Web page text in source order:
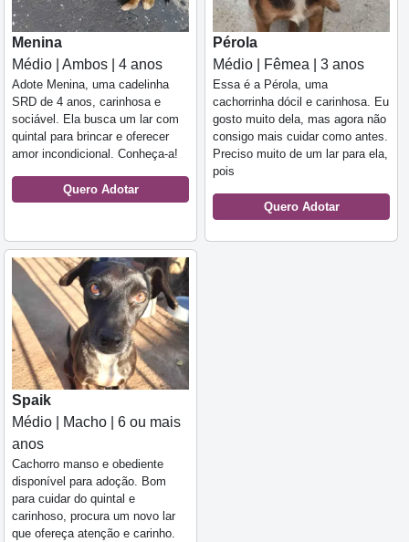
Menina
Médio | Ambos | 4 anos
Adote Menina, uma cadelinha
SRD de 4 anos, carinhosa e
sociável. Ela busca um lar com
quintal para brincar e oferecer
amor incondicional. Conheça-a!
Quero Adotar
Pérola
Médio | Fêmea | 3 anos
Essa é a Pérola, uma
cachorrinha dócil e carinhosa. Eu
gosto muito dela, mas agora não
consigo mais cuidar como antes.
Preciso muito de um lar para ela,
pois
Quero Adotar
Spaik
Médio | Macho | 6 ou mais
anos
Cachorro manso e obediente
disponível para adoção. Bom
para cuidar do quintal e
carinhoso, procura um novo lar
que ofereça atenção e carinho.